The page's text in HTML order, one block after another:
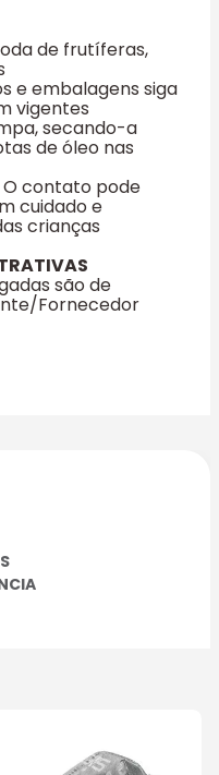
de frutíferas,
e embalagens siga
vigentes
secando-a
de óleo nas
O contato pode
cuidado e
crianças
são de
Fornecedor